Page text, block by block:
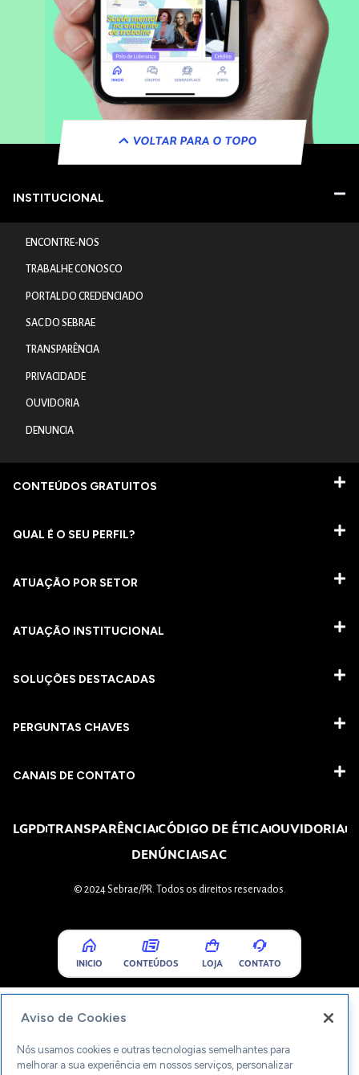
VOLTAR PARA O TOPO
INSTITUCIONAL
ENCONTRE-NOS
TRABALHE CONOSCO
PORTAL DO CREDENCIADO
SAC DO SEBRAE
TRANSPARÊNCIA
PRIVACIDADE
OUVIDORIA
DENUNCIA
CONTEÚDOS GRATUITOS
QUAL É O SEU PERFIL?
ATUAÇÃO POR SETOR
ATUAÇÃO INSTITUCIONAL
SOLUÇÕES DESTACADAS
PERGUNTAS CHAVES​
CANAIS DE CONTATO
LGPDTRANSPARÊNCIACÓDIGO DE ÉTICAOUVIDORIA
DENÚNCIASAC
© 2024 Sebrae/PR. Todos os direitos reservados.
INICIO CONTEÚDOS LOJA CONTATO
Aviso de Cookies
Nós usamos cookies e outras tecnologias semelhantes para
melhorar a sua experiência em nossos serviços, personalizar